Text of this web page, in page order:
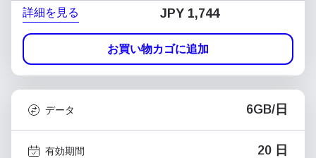
詳細を見る JPY 1,744
お買い物カゴに追加
データ 6GB/日
有効期間 20 日